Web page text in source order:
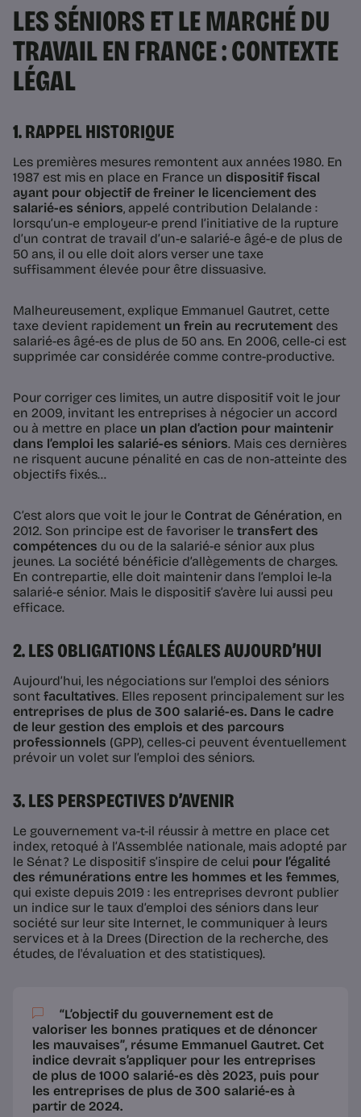
LES SÉNIORS ET LE MARCHÉ DU
TRAVAIL EN FRANCE : CONTEXTE
LÉGAL
1. RAPPEL HISTORIQUE
Les premières mesures remontent aux années 1980. En
1987 est mis en place en France un dispositif fiscal
ayant pour objectif de freiner le licenciement des
salarié-es séniors, appelé contribution Delalande :
lorsqu’un-e employeur-e prend l’initiative de la rupture
d’un contrat de travail d’un-e salarié-e âgé-e de plus de
50 ans, il ou elle doit alors verser une taxe
suffisamment élevée pour être dissuasive.
Malheureusement, explique Emmanuel Gautret, cette
taxe devient rapidement un frein au recrutement des
salarié-es âgé-es de plus de 50 ans. En 2006, celle-ci est
supprimée car considérée comme contre-productive.
Pour corriger ces limites, un autre dispositif voit le jour
en 2009, invitant les entreprises à négocier un accord
ou à mettre en place un plan d’action pour maintenir
dans l’emploi les salarié-es séniors. Mais ces dernières
ne risquent aucune pénalité en cas de non-atteinte des
objectifs fixés…
C’est alors que voit le jour le Contrat de Génération, en
2012. Son principe est de favoriser le transfert des
compétences du ou de la salarié-e sénior aux plus
jeunes. La société bénéficie d’allègements de charges.
En contrepartie, elle doit maintenir dans l’emploi le-la
salarié-e sénior. Mais le dispositif s’avère lui aussi peu
efficace.
2. LES OBLIGATIONS LÉGALES AUJOURD’HUI
Aujourd’hui, les négociations sur l’emploi des séniors
sont facultatives. Elles reposent principalement sur les
entreprises de plus de 300 salarié-es. Dans le cadre
de leur gestion des emplois et des parcours
professionnels (GPP), celles-ci peuvent éventuellement
prévoir un volet sur l’emploi des séniors.
3. LES PERSPECTIVES D’AVENIR
Le gouvernement va-t-il réussir à mettre en place cet
index, retoqué à l’Assemblée nationale, mais adopté par
le Sénat ? Le dispositif s’inspire de celui pour l’égalité
des rémunérations entre les hommes et les femmes,
qui existe depuis 2019 : les entreprises devront publier
un indice sur le taux d’emploi des séniors dans leur
société sur leur site Internet, le communiquer à leurs
services et à la Drees (Direction de la recherche, des
études, de l'évaluation et des statistiques).
“L’objectif du gouvernement est de
valoriser les bonnes pratiques et de dénoncer
les mauvaises”, résume Emmanuel Gautret. Cet
indice devrait s’appliquer pour les entreprises
de plus de 1000 salarié-es dès 2023, puis pour
les entreprises de plus de 300 salarié-es à
partir de 2024.